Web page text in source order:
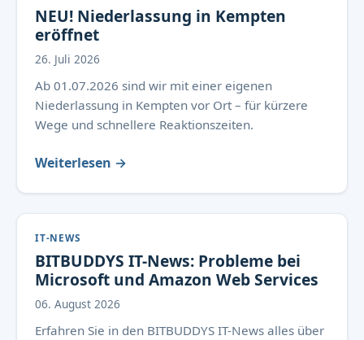
NEU! Niederlassung in Kempten
eröffnet
26. Juli 2026
Ab 01.07.2026 sind wir mit einer eigenen
Niederlassung in Kempten vor Ort – für kürzere
Wege und schnellere Reaktionszeiten.
Weiterlesen →
IT-NEWS
BITBUDDYS IT-News: Probleme bei
Microsoft und Amazon Web Services
06. August 2026
Erfahren Sie in den BITBUDDYS IT-News alles über